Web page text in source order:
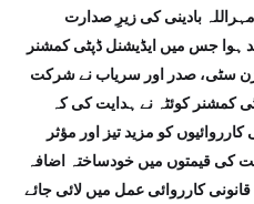
مہراللہ بادینی کی زیرِ صدارت
ہوا جس میں ایڈیشنل ڈپٹی کمشنر
سٹی، صدر اور سریاب نے شرکت
کمشنر کوئٹہ نے ہدایت کی کہ
کو مزید تیز اور مؤثر
کی قیمتوں میں خودساختہ اضافہ
کارروائی عمل میں لائی جائے